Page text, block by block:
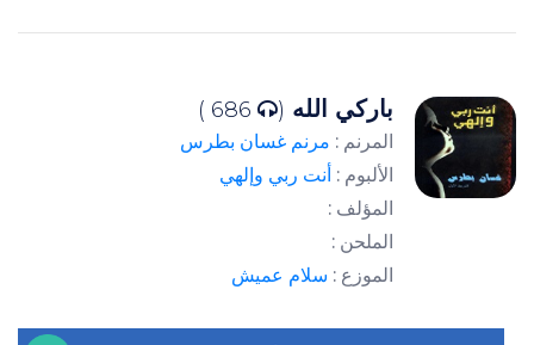
باركي الله (
المرنم : مرنم غسان بطرس
الألبوم : أنت ربي وإلهي
المؤلف :
الملحن :
الموزع : سلام عميش